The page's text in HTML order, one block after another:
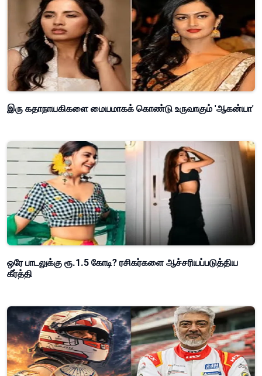
இரு கதாநாயகிகளை மையமாகக் கொண்டு உருவாகும் 'ஆகன்யா'
ஒரே பாடலுக்கு ரூ.1.5 கோடி? ரசிகர்களை ஆச்சரியப்படுத்திய
கீர்த்தி